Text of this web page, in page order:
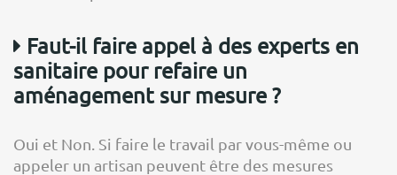
Faut-il faire appel à des experts en
sanitaire pour refaire un
aménagement sur mesure ?
Oui et Non. Si faire le travail par vous-même ou
appeler un artisan peuvent être des mesures